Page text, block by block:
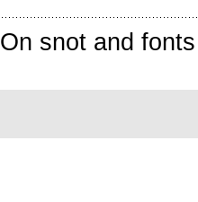
On snot and fonts